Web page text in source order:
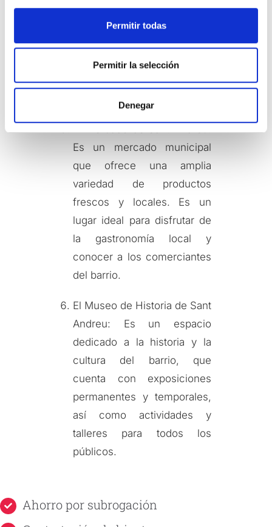
n
Permitir todas
Permitir la selección
Denegar
que cuenta con una gran
variedad de zonas verdes,
áreas deportivas y juegos
infantiles. Es un lugar ideal
para disfrutar de un día al
Es un mercado municipal
que ofrece una amplia
variedad de productos
frescos y locales. Es un
lugar ideal para disfrutar de
la gastronomía local y
conocer a los comerciantes
del barrio.
El Museo de Historia de Sant
Andreu: Es un espacio
dedicado a la historia y la
cultura del barrio, que
cuenta con exposiciones
permanentes y temporales,
así como actividades y
talleres para todos los
públicos.
Ahorro por subrogación